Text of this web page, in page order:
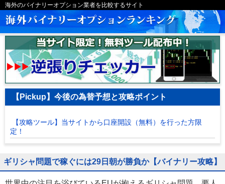
海外のバイナリーオプション業者を比較するサイト
【Pickup】今後の為替予想と攻略ポイント
【攻略ツール】当サイトから口座開設（無料）を行った方限
定！
ギリシャ問題で稼ぐには29日朝が勝負か【バイナリー攻略】